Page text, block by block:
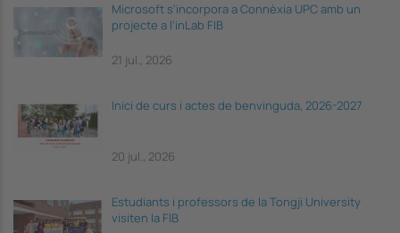
Microsoft s'incorpora a Connèxia UPC amb un
projecte a l'inLab FIB
21 jul., 2026
Inici de curs i actes de benvinguda, 2026-2027
20 jul., 2026
Estudiants i professors de la Tongji University
visiten la FIB